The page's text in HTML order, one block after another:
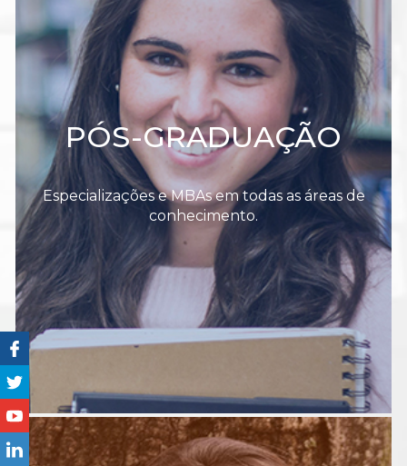
PÓS-GRADUAÇÃO
Especializações e MBAs em todas as áreas de
conhecimento.